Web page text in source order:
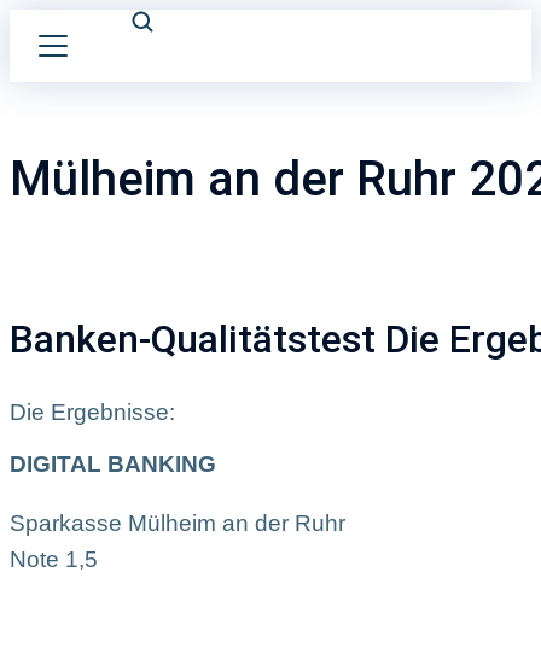
Mülheim an der Ruhr
Banken-Qualitätstest Die
Die Ergebnisse:
DIGITAL BANKING
Sparkasse Mülheim an der Ruhr
Note 1,5